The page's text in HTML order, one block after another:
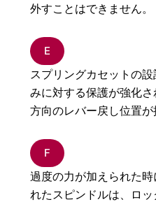
外すことはできません。
E
スプリングカセットの
みに対する保護が強化
方向のレバー戻し位置が
F
過度の力が加えられた
れたスピンドルは、ロ